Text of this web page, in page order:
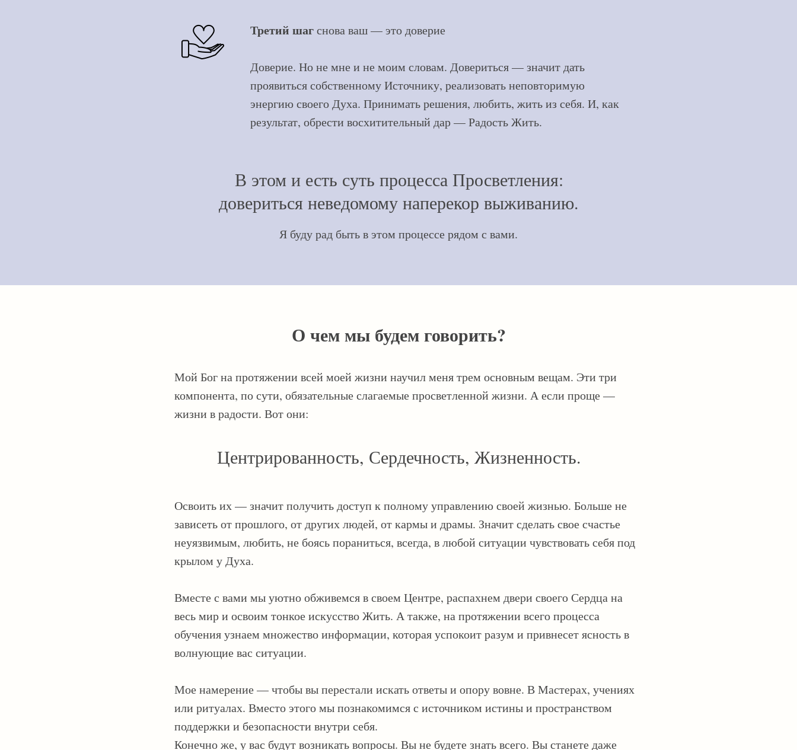
Третий шагснова ваш — это доверие
Доверие. Но не мне и не моим словам. Довериться — значит дать
проявиться собственному Источнику, реализовать неповторимую
энергию своего Духа. Принимать решения, любить, жить из себя. И, как
результат, обрести восхитительный дар — Радость Жить.
В этом и есть суть процесса Просветления:
довериться неведомому наперекор выживанию.
Я буду рад быть в этом процессе рядом с вами.
Мой Бог на протяжении всей моей жизни научил меня трем основным вещам. Эти три
компонента, по сути, обязательные слагаемые просветленной жизни. А если проще —
жизни в радости. Вот они:
Освоить их — значит получить доступ к полному управлению своей жизнью. Больше не
зависеть от прошлого, от других людей, от кармы и драмы. Значит сделать свое счастье
неуязвимым, любить, не боясь пораниться, всегда, в любой ситуации чувствовать себя под
крылом у Духа.
Вместе с вами мы уютно обживемся в своем Центре, распахнем двери своего Сердца на
весь мир и освоим тонкое искусство Жить. А также, на протяжении всего процесса
обучения узнаем множество информации, которая успокоит разум и привнесет ясность в
волнующие вас ситуации.
Мое намерение — чтобы вы перестали искать ответы и опору вовне. В Мастерах, учениях
или ритуалах. Вместо этого мы познакомимся с источником истины и пространством
поддержки и безопасности внутри себя.
Конечно же, у вас будут возникать вопросы. Вы не будете знать всего. Вы станете даже
Центрированность, Сердечность, Жизненность.
О чем мы будем говорить?